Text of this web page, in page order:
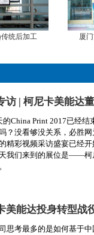
统后加工 厦
的China Print 2017已经结
？没看够没关系，必胜网
精彩视频采访盛宴已经开
我们来到的展位是——柯
美能达投身转型战
思考最多的是如何基于中